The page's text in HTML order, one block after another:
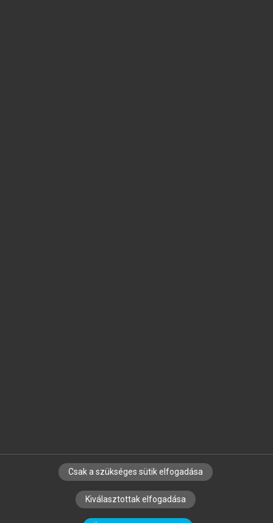
SZERZŐKNEK CÉGEKNEK KÖNYVTÁROSOKNAK
SZERKESZTÉSI ÉS LEKTORÁLÁSI ALAPELVEK
Csak a szükséges sütik elfogadása
Kiválasztottak elfogadása